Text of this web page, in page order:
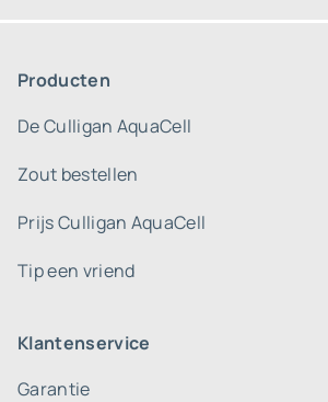
Producten
De Culligan AquaCell
Zout bestellen
Prijs Culligan AquaCell
Tip een vriend
Klantenservice
Garantie